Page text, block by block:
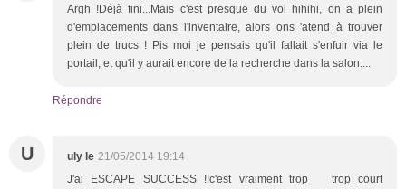
Argh !Déjà fini...Mais c'est presque du vol hihihi, on a plein
d'emplacements dans l'inventaire, alors ons 'atend à trouver
plein de trucs ! Pis moi je pensais qu'il fallait s'enfuir via le
portail, et qu'il y aurait encore de la recherche dans la salon....
Répondre
U uly le 21/05/2014 19:14
J'ai ESCAPE SUCCESS !!c'est vraiment trop trop court